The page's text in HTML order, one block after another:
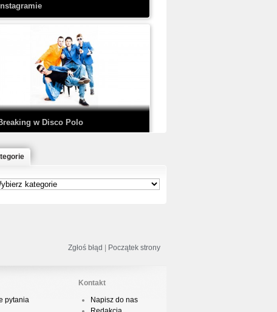
TEDE & SIR MICH - KICKDOWN /
DISCO NOIR
Chubeats, Scratch:…
- Cienie
w Disco Polo
Zgłoś błąd | Początek strony
pytania
Kontakt
Napisz do nas